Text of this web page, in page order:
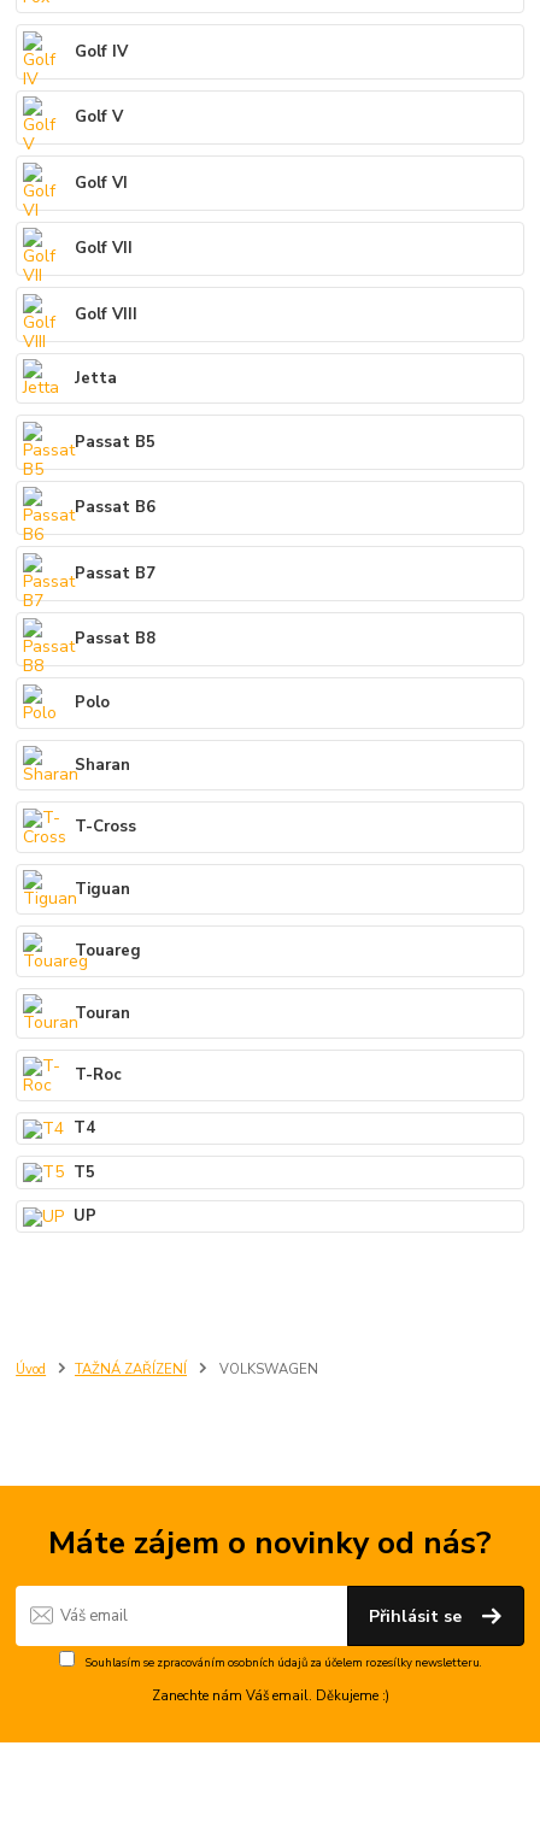
Úvod TAŽNÁ ZAŘÍZENÍ VOLKSWAGEN
Golf IV
Golf V
Golf VI
Golf VII
Golf VIII
Jetta
Passat B5
Passat B6
Passat B7
Passat B8
Polo
Sharan
T-Cross
Tiguan
Touareg
Touran
T-Roc
T4
T5
UP
Máte zájem o novinky od nás?
Přihlásit se
Souhlasím se zpracováním osobních údajůza účelem rozesílky newsletteru.
Zanechte nám Váš email. Děkujeme :)